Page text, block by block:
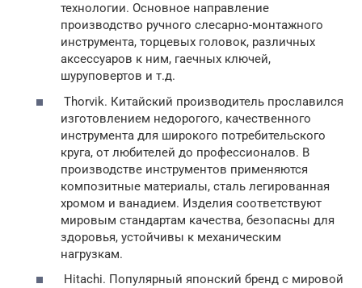
технологии. Основное направление
производство ручного слесарно-монтажного
инструмента, торцевых головок, различных
аксессуаров к ним, гаечных ключей,
шуруповертов и т.д.
Thorvik. Китайский производитель прославился
изготовлением недорогого, качественного
инструмента для широкого потребительского
круга, от любителей до профессионалов. В
производстве инструментов применяются
композитные материалы, сталь легированная
хромом и ванадием. Изделия соответствуют
мировым стандартам качества, безопасны для
здоровья, устойчивы к механическим
нагрузкам.
Hitachi. Популярный японский бренд с мировой